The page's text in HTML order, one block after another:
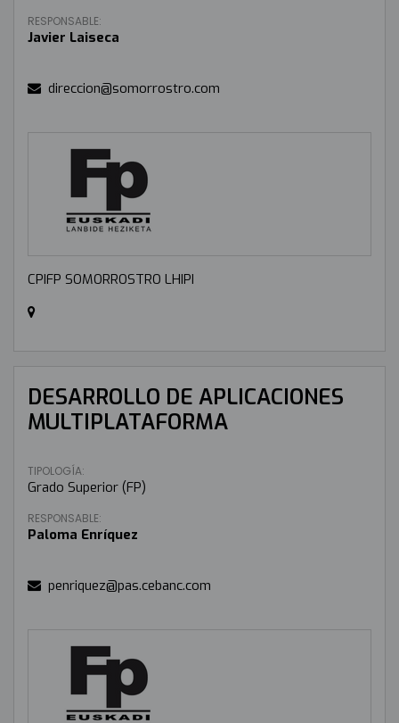
RESPONSABLE:
Javier Laiseca
direccion@somorrostro.com
CPIFP SOMORROSTRO LHIPI
DESARROLLO DE APLICACIONES
MULTIPLATAFORMA
TIPOLOGÍA:
Grado Superior (FP)
RESPONSABLE:
Paloma Enríquez
penriquez@pas.cebanc.com